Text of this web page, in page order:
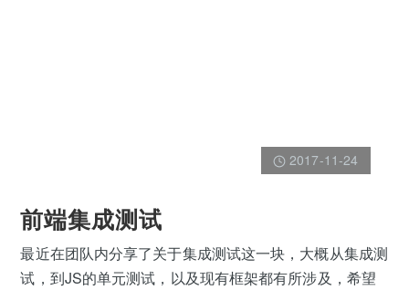
2017-11-24
前端集成测试
最近在团队内分享了关于集成测试这一块，大概从集成测
试，到JS的单元测试，以及现有框架都有所涉及，希望